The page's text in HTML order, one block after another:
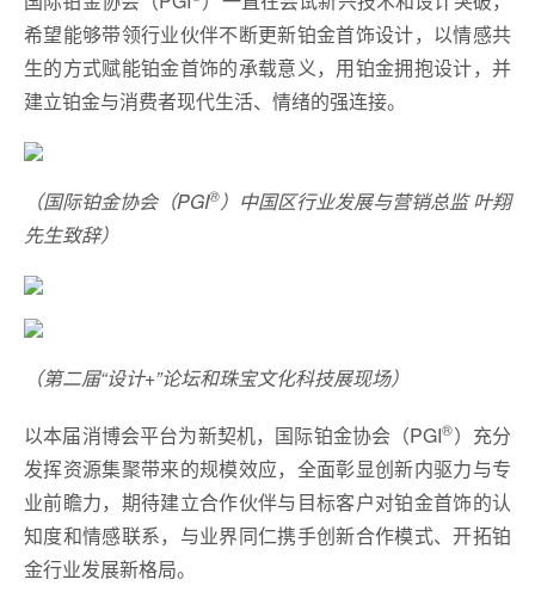
希望能够带领行业伙伴不断更新铂金首饰设计，以情感共
生的方式赋能铂金首饰的承载意义，用铂金拥抱设计，并
建立铂金与消费者现代生活、情绪的强连接。
（国际铂金协会（PGI®）中国区行业发展与营销总监 叶翔
先生致辞）
（第二届“设计+”论坛和珠宝文化科技展现场）
以本届消博会平台为新契机，国际铂金协会（PGI®）充分
发挥资源集聚带来的规模效应，全面彰显创新内驱力与专
业前瞻力，期待建立合作伙伴与目标客户对铂金首饰的认
知度和情感联系，与业界同仁携手创新合作模式、开拓铂
金行业发展新格局。